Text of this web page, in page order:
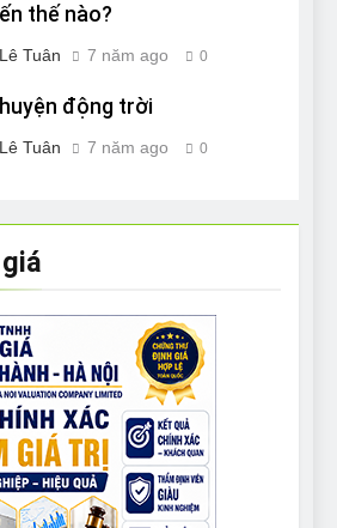
thế nào?
Lê Tuân 7 năm ago 0
động trời
Lê Tuân 7 năm ago 0